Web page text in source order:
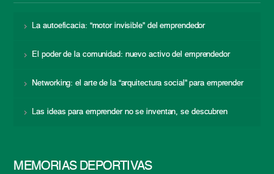
La autoeficacia: “motor invisible” del emprendedor
El poder de la comunidad: nuevo activo del emprendedor
Networking: el arte de la “arquitectura social” para emprender
Las ideas para emprender no se inventan, se descubren
MEMORIAS DEPORTIVAS